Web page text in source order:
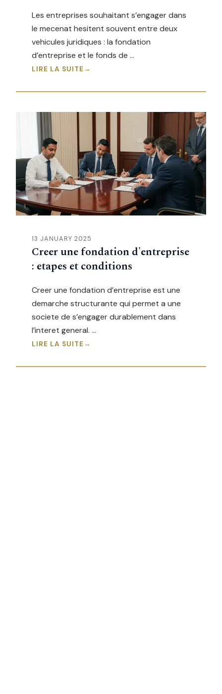
Les entreprises souhaitant s’engager dans
le mecenat hesitent souvent entre deux
vehicules juridiques : la fondation
d’entreprise et le fonds de …
LIRE LA SUITE
13 JANUARY 2025
Creer une fondation d'entreprise
: etapes et conditions
Creer une fondation d’entreprise est une
demarche structurante qui permet a une
societe de s’engager durablement dans
l’interet general. …
LIRE LA SUITE